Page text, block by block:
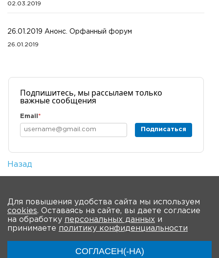
02.03.2019
26.01.2019 Анонс. Орфанный форум
26.01.2019
Подпишитесь, мы рассылаем только
важные сообщения
Email *
Подписаться
Назад
Для повышения удобства сайта мы используем
cookies. Оставаясь на сайте, вы даете согласие
на обработку персональных данных и
принимаете политику конфиденциальности
СОГЛАСЕН(-НА)
О Форуме Участники Программа